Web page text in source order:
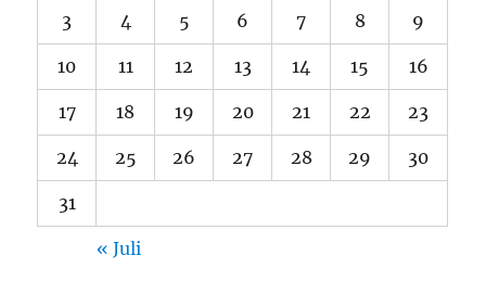
3 4 5 6 7 8 9
10 11 12 13 14 15 16
17 18 19 20 21 22 23
24 25 26 27 28 29 30
31
« Juli